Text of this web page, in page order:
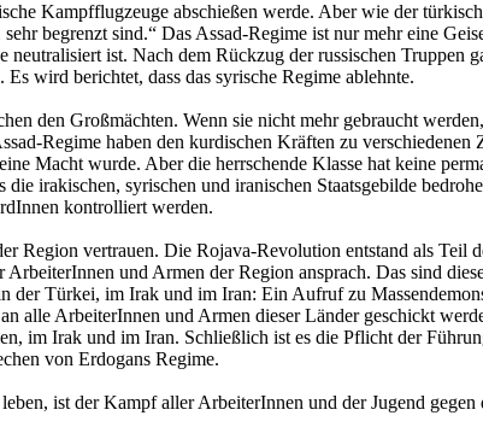
Kampfflugzeuge abschießen werde. Aber wie der
begrenzt sind.“ Das Assad-Regime ist nur mehr eine
ist. Nach dem Rückzug der russischen Truppen
wird berichtet, dass das syrische Regime ablehnte.
den Großmächten. Wenn sie nicht mehr gebraucht
Regime haben den kurdischen Kräften zu
Macht wurde. Aber die herrschende Klasse hat keine
irakischen, syrischen und iranischen Staatsgebilde
kontrolliert werden.
Region vertrauen. Die Rojava-Revolution entstand als Teil
und Armen der Region ansprach. Das sind
Türkei, im Irak und im Iran: Ein Aufruf zu
alle ArbeiterInnen und Armen dieser Länder geschickt
im Irak und im Iran. Schließlich ist es die Pflicht der
von Erdogans Regime.
ist der Kampf aller ArbeiterInnen und der Jugend